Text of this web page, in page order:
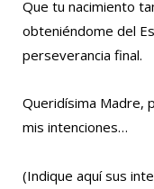
Que tu nacimiento
obteniéndome del
perseverancia final.
Queridísima Madre,
mis intenciones…
(Indique aquí sus